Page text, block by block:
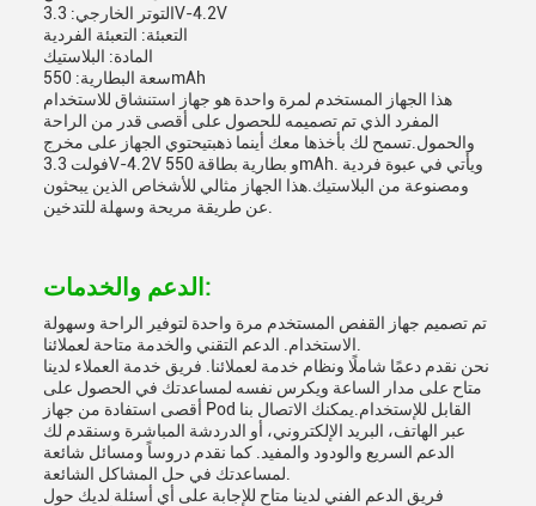
التوتر الخارجي: 3.3V-4.2V
التعبئة: التعبئة الفردية
المادة: البلاستيك
سعة البطارية: 550mAh
هذا الجهاز المستخدم لمرة واحدة هو جهاز استنشاق للاستخدام
المفرد الذي تم تصميمه للحصول على أقصى قدر من الراحة
والحمول.تسمح لك بأخذها معك أينما ذهبتيحتوي الجهاز على مخرج
فولت 3.3V-4.2V و بطارية بطاقة 550mAh. ويأتي في عبوة فردية
ومصنوعة من البلاستيك.هذا الجهاز مثالي للأشخاص الذين يبحثون
الدعم والخدمات:
تم تصميم جهاز القفص المستخدم مرة واحدة لتوفير الراحة وسهولة
نحن نقدم دعمًا شاملًا ونظام خدمة لعملائنا. فريق خدمة العملاء لدينا
متاح على مدار الساعة ويكرس نفسه لمساعدتك في الحصول على
أقصى استفادة من جهاز Pod القابل للإستخدام.يمكنك الاتصال بنا
عبر الهاتف، البريد الإلكتروني، أو الدردشة المباشرة وسنقدم لك
الدعم السريع والودود والمفيد. كما نقدم دروساً ومسائل شائعة
فريق الدعم الفني لدينا متاح للإجابة على أي أسئلة لديك حول